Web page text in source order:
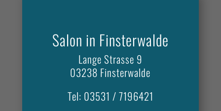
Salon in Finsterwalde
Lange Strasse 9
03238 Finsterwalde
Tel: 03531 / 7196421